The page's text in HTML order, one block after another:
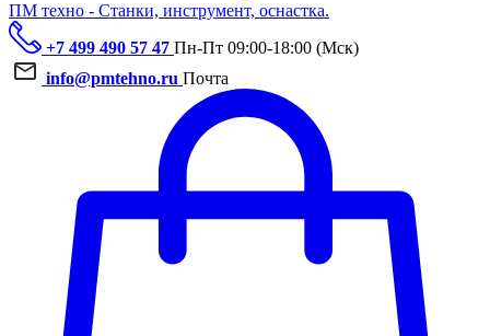
ПМ техно - Станки, инструмент, оснастка.
+7 499 490 57 47 Пн-Пт 09:00-18:00 (Мск)
info@pmtehno.ru Почта